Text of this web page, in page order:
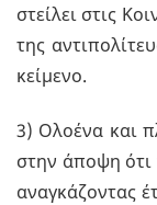
στείλει στις
της
κείμενο.
3) Ολοένα και
στην άποψη ότι
αναγκάζοντας